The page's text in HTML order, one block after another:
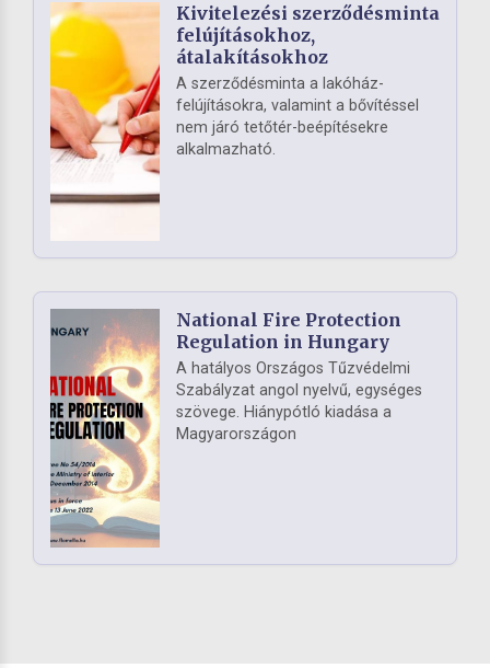
Kivitelezési szerződésminta
felújításokhoz,
átalakításokhoz
A szerződésminta a lakóház-
felújításokra, valamint a bővítéssel
nem járó tetőtér-beépítésekre
alkalmazható.
National Fire Protection
Regulation in Hungary
A hatályos Országos Tűzvédelmi
Szabályzat angol nyelvű, egységes
szövege. Hiánypótló kiadása a
Magyarországon